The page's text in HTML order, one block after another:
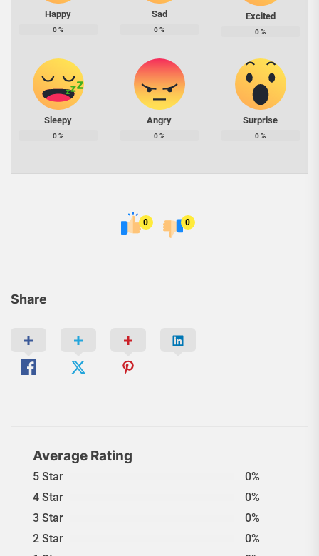
Share
Happy
0%
Sad
0%
Excited
0%
Sleepy
0%
Angry
0%
Surprise
0%
0 0
Average Rating
5 Star
0%
4 Star
0%
3 Star
0%
2 Star
0%